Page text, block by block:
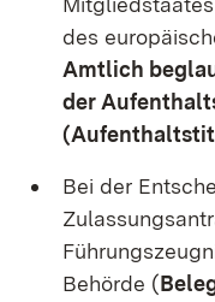
des
Amtlich
der
Bei der
Behörde (